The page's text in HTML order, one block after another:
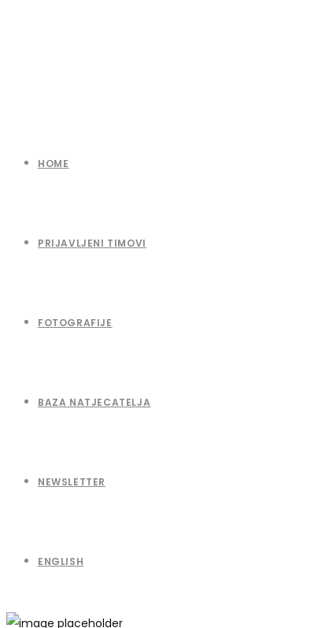
HOME
PRIJAVLJENI TIMOVI
FOTOGRAFIJE
BAZA NATJECATELJA
NEWSLETTER
ENGLISH